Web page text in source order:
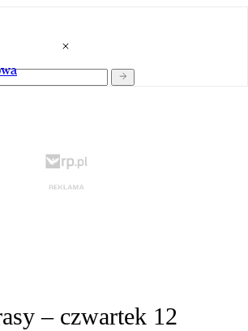
– czwartek 12